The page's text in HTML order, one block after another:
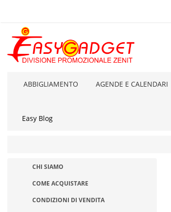
ABBIGLIAMENTO AGENDE E CALENDARI
Easy Blog
CHI SIAMO
COME ACQUISTARE
CONDIZIONI DI VENDITA